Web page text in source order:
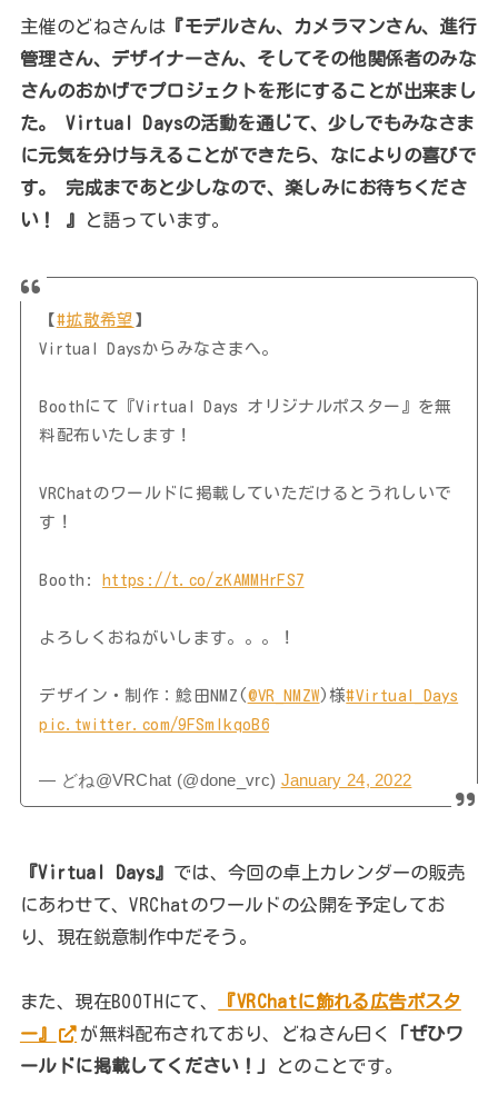
主催のどねさんは 『モデルさん、カメラマンさん、進行
管理さん、デザイナーさん、そしてその他関係者のみな
さんのおかげでプロジェクトを形にすることが出来まし
た。 Virtual Daysの活動を通じて、少しでもみなさま
に元気を分け与えることができたら、なによりの喜びで
す。 完成まであと少しなので、楽しみにお待ちくださ
い！ 』
と語っています。
【 #拡散希望 】
Virtual Daysからみなさまへ。
Boothにて『Virtual Days オリジナルポスター』を無
料配布いたします！
VRChatのワールドに掲載していただけるとうれしいで
す！
Booth: https://t.co/zKAMMHrFS7
よろしくおねがいします。。。！
デザイン・制作：鯰田NMZ( @VR_NMZW )様#Virtual_Days
pic.twitter.com/9FSmlkqoB6
— どね@VRChat (@done_vrc) January 24, 2022
『Virtual Days』 では、今回の卓上カレンダーの販売
にあわせて、VRChatのワールドの公開を予定してお
り、現在鋭意制作中だそう。
また、現在BOOTHにて、
『VRChatに飾れる広告ポスタ
ー』
が無料配布されており、どねさん曰く
「ぜひワ
ールドに掲載してください！」
とのことです。